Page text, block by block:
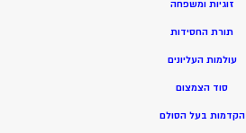
זוגיות ומשפחה
תורת החסידות
עולמות העליונים
סוד הצמצום
הקדמות בעל הסולם